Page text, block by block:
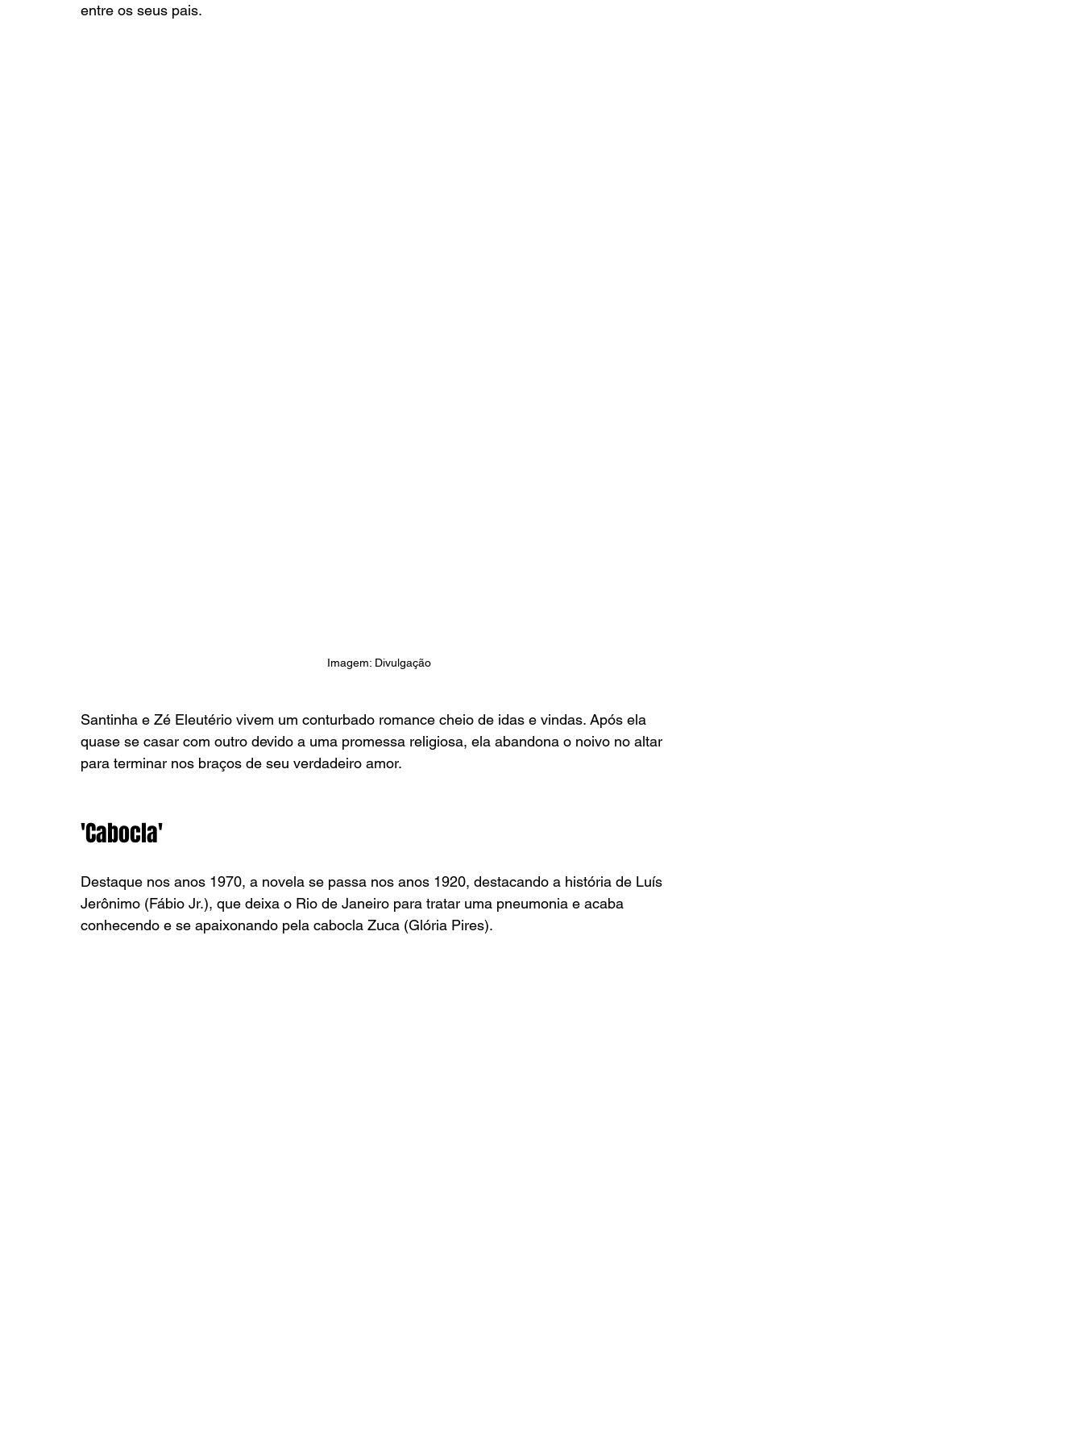
entre os seus pais.
Imagem: Divulgação
Santinha e Zé Eleutério vivem um conturbado romance cheio de idas e vindas. Após ela
quase se casar com outro devido a uma promessa religiosa, ela abandona o noivo no altar
para terminar nos braços de seu verdadeiro amor.
'Cabocla'
Destaque nos anos 1970, a novela se passa nos anos 1920, destacando a história de Luís
Jerônimo (Fábio Jr.), que deixa o Rio de Janeiro para tratar uma pneumonia e acaba
conhecendo e se apaixonando pela cabocla Zuca (Glória Pires).